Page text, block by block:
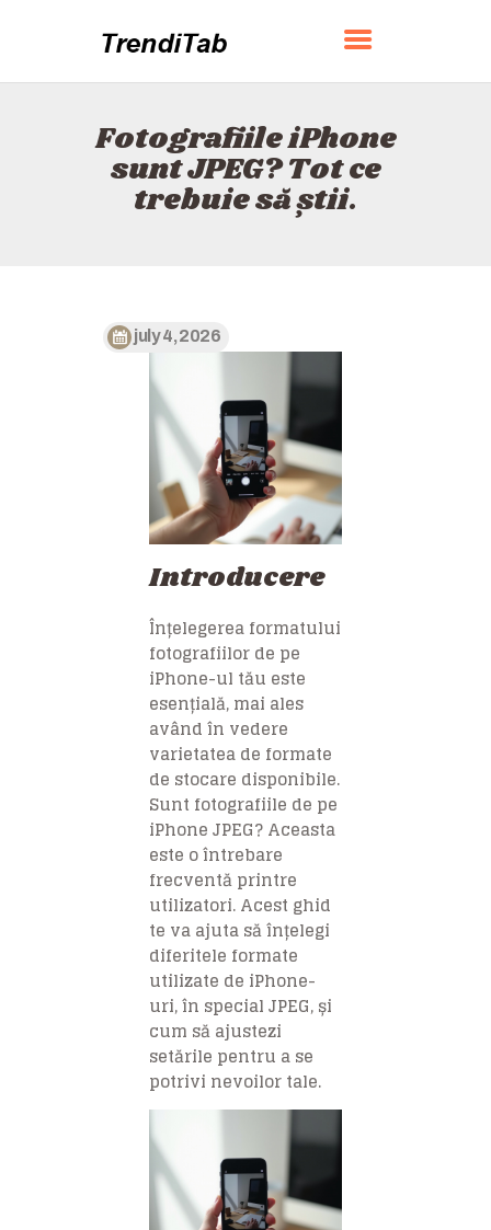
Fotografiile iPhone
sunt JPEG? Tot ce
trebuie să știi.
TRENDITAB
ACASĂ
DESPRE
CONTACT
july 4, 2026
Introducere
Înțelegerea formatului
fotografiilor de pe
iPhone-ul tău este
esențială, mai ales
având în vedere
varietatea de formate
de stocare disponibile.
Sunt fotografiile de pe
iPhone JPEG? Aceasta
este o întrebare
frecventă printre
utilizatori. Acest ghid
te va ajuta să înțelegi
diferitele formate
utilizate de iPhone-
uri, în special JPEG, și
cum să ajustezi
setările pentru a se
potrivi nevoilor tale.